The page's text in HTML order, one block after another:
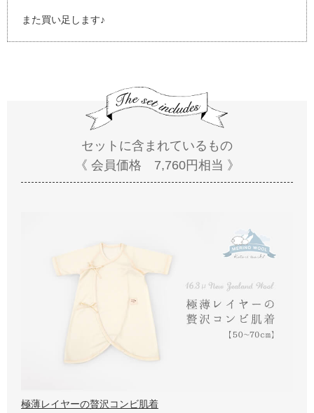
また買い足します♪
セットに含まれているもの
《 会員価格 7,760円相当 》
極薄レイヤーの贅沢コンビ肌着